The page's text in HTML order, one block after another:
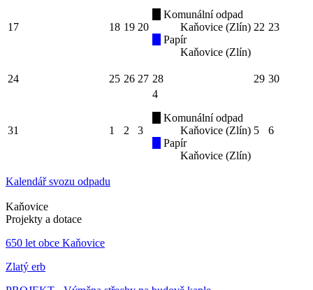
17 18 19 20
Komunální odpad
Kaňovice (Zlín)
Papír
Kaňovice (Zlín)
22 23
24 25 26 27 28 29 30
31 1 2 3
4
Komunální odpad
Kaňovice (Zlín)
Papír
Kaňovice (Zlín)
5 6
Kalendář svozu odpadu
Kaňovice
Projekty a dotace
650 let obce Kaňovice
Zlatý erb